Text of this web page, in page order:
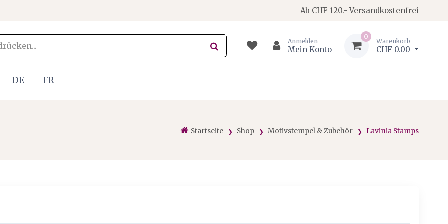
Ab CHF 120.- Versandkostenfrei
Anmelden
Mein Konto
0
Warenkorb
CHF 0.00
DE FR
Startseite Shop Motivstempel & Zubehör Lavinia Stamps